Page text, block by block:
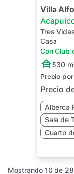
Villa
Tres Vidas
Casa
Con Club
530
Precio
Precio
Alberca
Sala de
Cuarto
Mostrando 10 de 28